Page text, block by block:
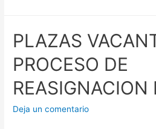
PLAZAS
PROCESO DE
REASIGNACION
Deja un comentario